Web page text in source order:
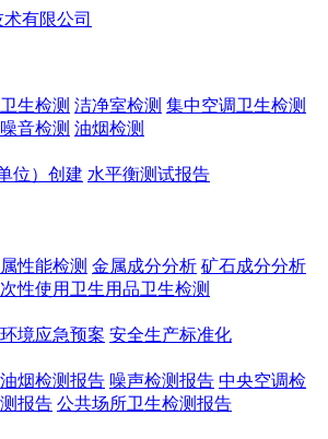
生检测 洁净室检测 集中空调卫生检测
噪音检测 油烟检测
位）创建 水平衡测试报告
性能检测 金属成分分析 矿石成分分析
性使用卫生用品卫生检测
环境应急预案 安全生产标准化
油烟检测报告 噪声检测报告 中央空调检
报告 公共场所卫生检测报告